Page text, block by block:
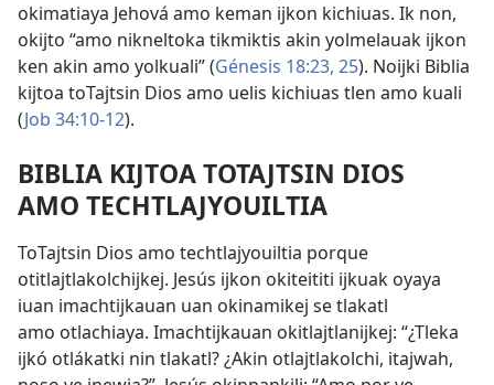
okimatiaya Jehová amo keman ijkon kichiuas. Ik non,
okijto “amo nikneltoka tikmiktis akin yolmelauak ijkon
ken akin amo yolkuali” (Génesis 18:23, 25). Noijki Biblia
kijtoa toTajtsin Dios amo uelis kichiuas tlen amo kuali
(Job 34:10-12).
BIBLIA KIJTOA TOTAJTSIN DIOS
AMO TECHTLAJYOUILTIA
ToTajtsin Dios amo techtlajyouiltia porque
otitlajtlakolchijkej. Jesús ijkon okiteititi ijkuak oyaya
iuan imachtijkauan uan okinamikej se tlakatl
amo otlachiaya. Imachtijkauan okitlajtlanijkej: “¿Tleka
ijkó otlákatki nin tlakatl? ¿Akin otlajtlakolchi, itajwah,